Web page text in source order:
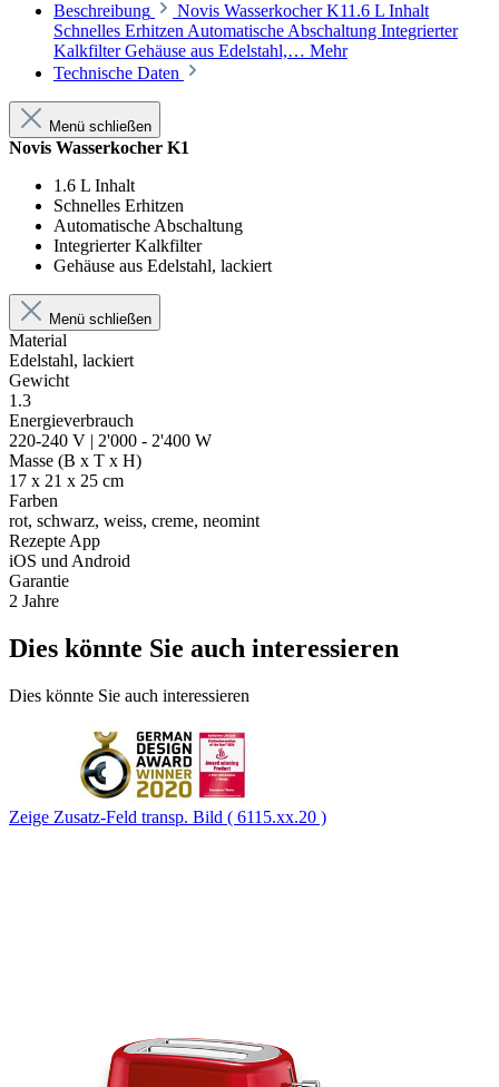
Beschreibung
Novis Wasserkocher K11.6 L Inhalt
Schnelles Erhitzen Automatische Abschaltung Integrierter
Kalkfilter Gehäuse aus Edelstahl,… Mehr
Technische Daten
Menü schließen
Novis Wasserkocher K1
1.6 L Inhalt
Schnelles Erhitzen
Automatische Abschaltung
Integrierter Kalkfilter
Gehäuse aus Edelstahl, lackiert
Menü schließen
Material
Edelstahl, lackiert
Gewicht
1.3
Energieverbrauch
220-240 V | 2'000 - 2'400 W
Masse (B x T x H)
17 x 21 x 25 cm
Farben
rot, schwarz, weiss, creme, neomint
Rezepte App
iOS und Android
Garantie
2 Jahre
Dies könnte Sie auch interessieren
Dies könnte Sie auch interessieren
Zeige Zusatz-Feld transp. Bild ( 6115.xx.20 )